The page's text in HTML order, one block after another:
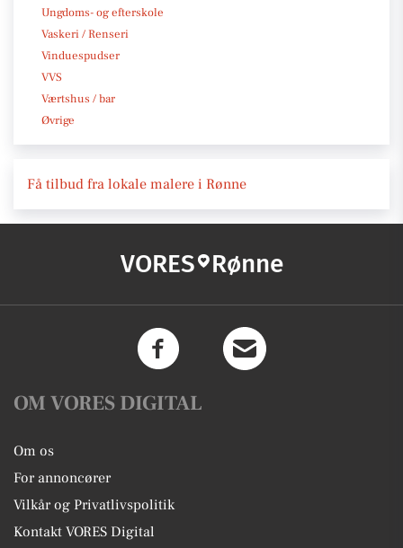
Ungdoms- og efterskole
Vaskeri / Renseri
Vinduespudser
VVS
Værtshus / bar
Øvrige
Få tilbud fra lokale malere i Rønne
VORES Rønne
OM VORES DIGITAL
Om os
For annoncører
Vilkår og Privatlivspolitik
Kontakt VORES Digital